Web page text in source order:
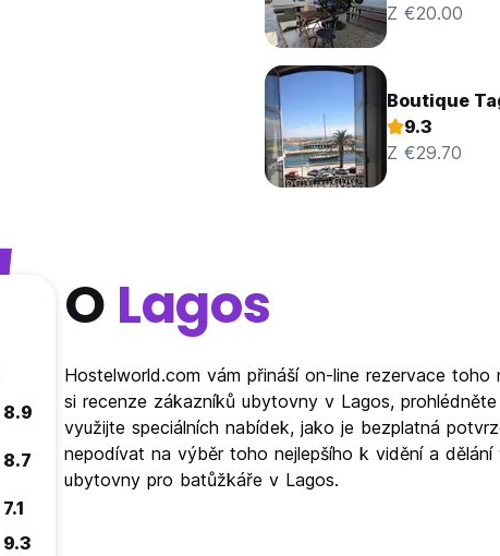
Z €20.00
Boutique
9.3
Z €29.70
8.9
8.7
7.1
9.3
O Lagos
Hostelworld.com vám přináší on-line rezervace
si recenze zákazníků ubytovny v Lagos,
využijte speciálních nabídek, jako je bezplatná
nepodívat na výběr toho nejlepšího k vidění a
ubytovny pro batůžkáře v Lagos.